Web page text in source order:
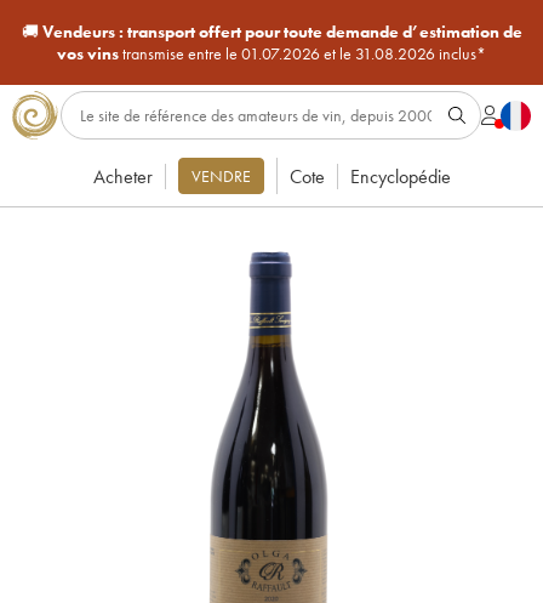
🚚Vendeurs : transport offert pour toute demande d’estimation de
vos vinstransmise entre le 01.07.2026 et le 31.08.2026 inclus*
Acheter VENDRE Cote Encyclopédie